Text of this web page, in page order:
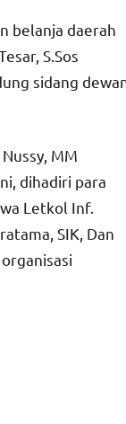
belanja daerah
S.Sos
sidang
MM
dihadiri para
Letkol Inf.
SIK, Dan